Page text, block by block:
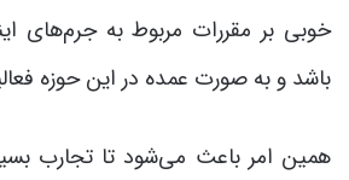
خوبی بر مقررات مربوط به جرم‌های
باشد و به صورت عمده در این حوزه
همین امر باعث می‌شود تا تجارب